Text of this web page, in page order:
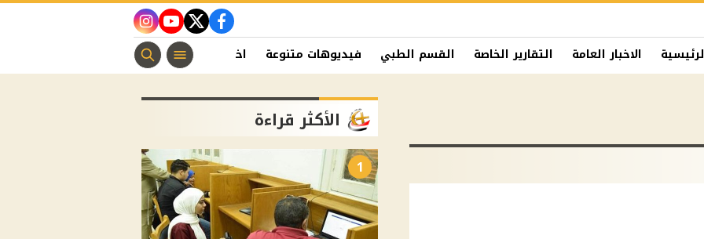
facebook
twitter
youtube
instagram
الاخبار العامة التقارير الخاصة القسم الطبي فيديوهات متنوعة اخبار الفن منوعات مسيحية
الأكثر قراءة
1